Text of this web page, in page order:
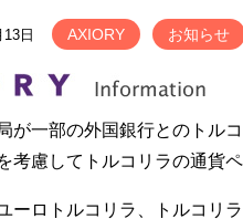
日 AXIORY お知らせ
が一部の外国銀行とのトル
考慮してトルコリラの通貨
ーロトルコリラ、トルコリ